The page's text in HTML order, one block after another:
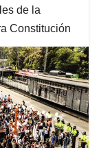
de la
Constitución